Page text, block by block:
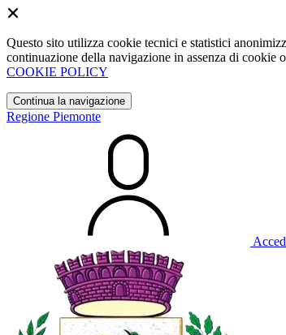
Questo sito utilizza cookie tecnici e statistici
continuazione della navigazione in assenza di cookie
COOKIE POLICY
Continua la navigazione
Regione Piemonte